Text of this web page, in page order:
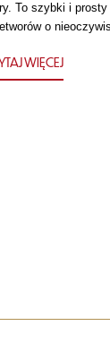
To szybki i
o
WIĘCEJ